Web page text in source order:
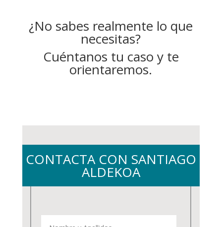
¿No sabes realmente lo que
necesitas?
Cuéntanos tu caso y te
orientaremos.
CONTACTA CON SANTIAGO
ALDEKOA